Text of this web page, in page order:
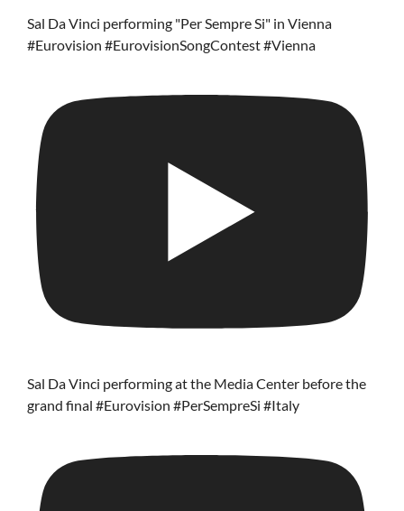
Sal Da Vinci performing "Per Sempre Si" in Vienna
#Eurovision #EurovisionSongContest #Vienna
Sal Da Vinci performing at the Media Center before the
grand final #Eurovision #PerSempreSi #Italy